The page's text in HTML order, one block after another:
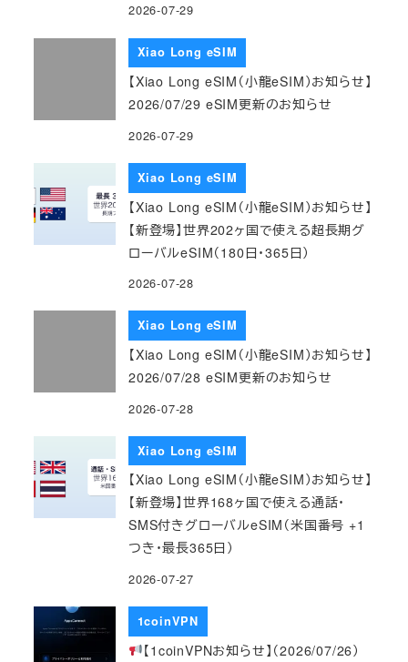
2026-07-29
Xiao Long eSIM
【Xiao Long eSIM（小龍eSIM）お知らせ】
2026/07/29 eSIM更新のお知らせ
2026-07-29
Xiao Long eSIM
【Xiao Long eSIM（小龍eSIM）お知らせ】
【新登場】世界202ヶ国で使える超長期グ
ローバルeSIM（180日・365日）
2026-07-28
Xiao Long eSIM
【Xiao Long eSIM（小龍eSIM）お知らせ】
2026/07/28 eSIM更新のお知らせ
2026-07-28
Xiao Long eSIM
【Xiao Long eSIM（小龍eSIM）お知らせ】
【新登場】世界168ヶ国で使える通話・
SMS付きグローバルeSIM（米国番号 +1
つき・最長365日）
2026-07-27
1coinVPN
【1coinVPNお知らせ】（2026/07/26）